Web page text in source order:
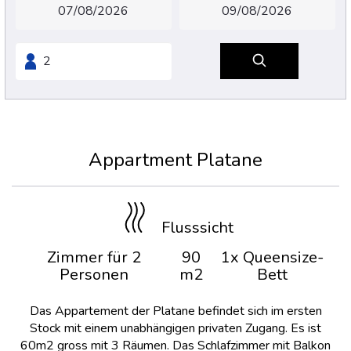
Appartment Platane
Flusssicht
Zimmer für 2
Personen
90
m2
1x Queensize-
Bett
Das Appartement der Platane befindet sich im ersten
Stock mit einem unabhängigen privaten Zugang. Es ist
60m2 gross mit 3 Räumen. Das Schlafzimmer mit Balkon